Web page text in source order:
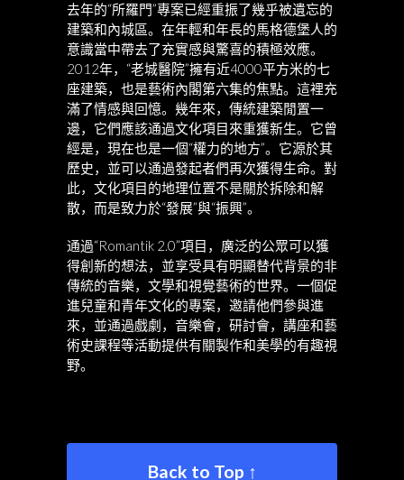
去年的“所羅門”專案已經重振了幾乎被遺忘的
建築和內城區。在年輕和年長的馬格德堡人的
意識當中帶去了充實感與驚喜的積極效應。
2012年，“老城醫院”擁有近4000平方米的七
座建築，也是藝術內閣第六集的焦點。這裡充
滿了情感與回憶。幾年來，傳統建築閒置一
邊，它們應該通過文化項目來重獲新生。它曾
經是，現在也是一個“權力的地方”。它源於其
歷史，並可以通過發起者們再次獲得生命。對
此，文化項目的地理位置不是關於拆除和解
散，而是致力於“發展”與“振興”。
通過“Romantik 2.0”項目，廣泛的公眾可以獲
得創新的想法，並享受具有明顯替代背景的非
傳統的音樂，文學和視覺藝術的世界。一個促
進兒童和青年文化的專案，邀請他們參與進
來，並通過戲劇，音樂會，研討會，講座和藝
術史課程等活動提供有關製作和美學的有趣視
野。
Back to Top ↑